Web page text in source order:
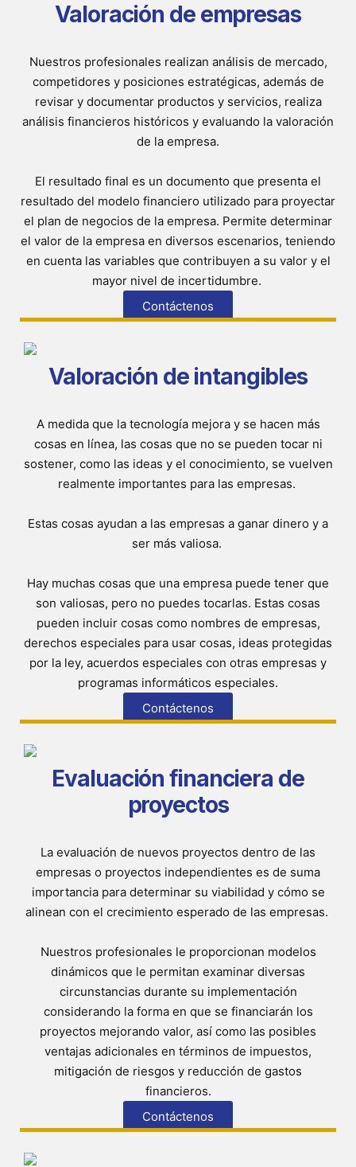
Valoración de empresas
Nuestros profesionales realizan análisis de mercado,
competidores y posiciones estratégicas, además de
revisar y documentar productos y servicios, realiza
análisis financieros históricos y evaluando la valoración
de la empresa.
El resultado final es un documento que presenta el
resultado del modelo financiero utilizado para proyectar
el plan de negocios de la empresa. Permite determinar
el valor de la empresa en diversos escenarios, teniendo
en cuenta las variables que contribuyen a su valor y el
mayor nivel de incertidumbre.
Contáctenos
Valoración de intangibles
A medida que la tecnología mejora y se hacen más
cosas en línea, las cosas que no se pueden tocar ni
sostener, como las ideas y el conocimiento, se vuelven
realmente importantes para las empresas.
Estas cosas ayudan a las empresas a ganar dinero y a
ser más valiosa.
Hay muchas cosas que una empresa puede tener que
son valiosas, pero no puedes tocarlas. Estas cosas
pueden incluir cosas como nombres de empresas,
derechos especiales para usar cosas, ideas protegidas
por la ley, acuerdos especiales con otras empresas y
programas informáticos especiales.
Contáctenos
Evaluación financiera de
proyectos
La evaluación de nuevos proyectos dentro de las
empresas o proyectos independientes es de suma
importancia para determinar su viabilidad y cómo se
alinean con el crecimiento esperado de las empresas.
Nuestros profesionales le proporcionan modelos
dinámicos que le permitan examinar diversas
circunstancias durante su implementación
considerando la forma en que se financiarán los
proyectos mejorando valor, así como las posibles
ventajas adicionales en términos de impuestos,
mitigación de riesgos y reducción de gastos
financieros.
Contáctenos